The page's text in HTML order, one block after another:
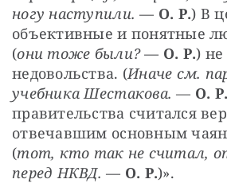
ногу наступили. — О. Р.) В
объективные и понятные
(они тоже были? — О. Р.)
недовольства. (Иначе см.
учебника Шестакова. — О.
правительства считался
отвечавшим основным
(тот, кто так не считал,
перед НКВД. — О. Р.)».